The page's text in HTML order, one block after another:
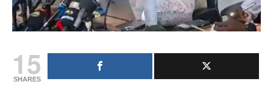
15
SHARES